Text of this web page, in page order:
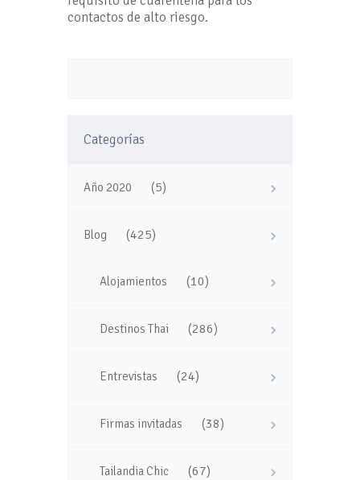
contactos de alto riesgo.
Categorías
Año 2020 (5)
Blog (425)
Alojamientos (10)
Destinos Thai (286)
Entrevistas (24)
Firmas invitadas (38)
Tailandia Chic (67)